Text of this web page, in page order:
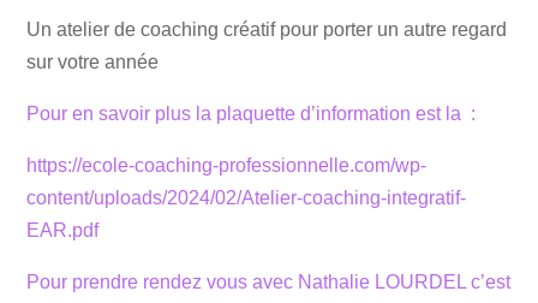
Un atelier de coaching créatif pour porter un autre regard
sur votre année
Pour en savoir plus la plaquette d’information est la :
https://ecole-coaching-professionnelle.com/wp-
content/uploads/2024/02/Atelier-coaching-integratif-
EAR.pdf
Pour prendre rendez vous avec Nathalie LOURDEL c’est